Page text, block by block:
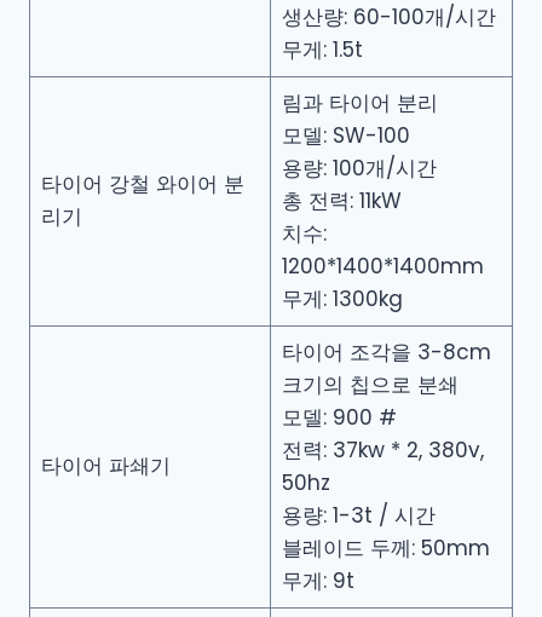
생산량: 60-100개/시간
무게: 1.5t
타이어 강철 와이어 분
리기
림과 타이어 분리
모델: SW-100
용량: 100개/시간
총 전력: 11kW
치수:
1200*1400*1400mm
무게: 1300kg
타이어 파쇄기
타이어 조각을 3-8cm
크기의 칩으로 분쇄
모델: 900 #
전력: 37kw * 2, 380v,
50hz
용량: 1-3t / 시간
블레이드 두께: 50mm
무게: 9t